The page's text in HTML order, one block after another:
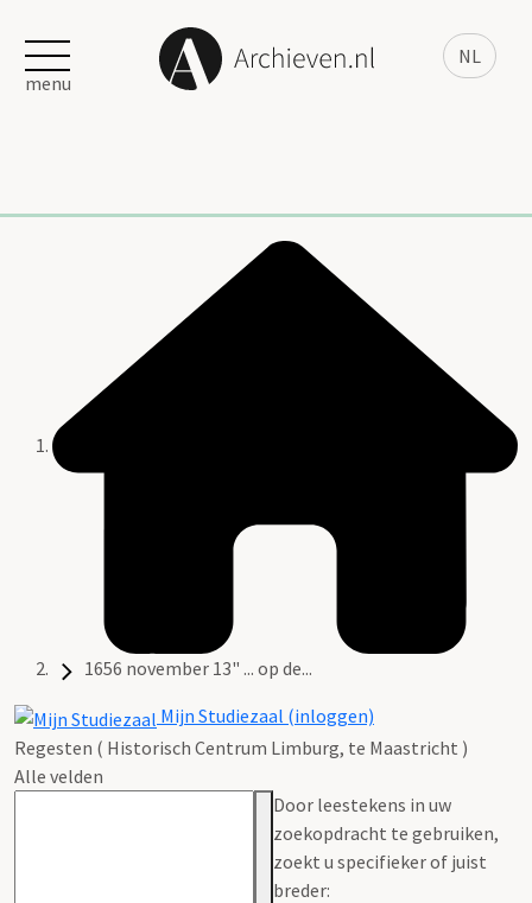
NL
menu
1656 november 13" ... op de...
Mijn Studiezaal (inloggen)
Regesten ( Historisch Centrum Limburg, te Maastricht )
Alle velden
Door leestekens in uw
zoekopdracht te gebruiken,
zoekt u specifieker of juist
breder: